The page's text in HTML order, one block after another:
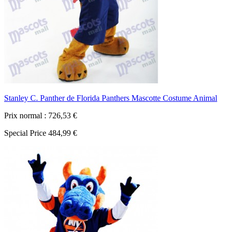
Stanley C. Panther de Florida Panthers Mascotte Costume Animal
Prix normal : 726,53 €
Special Price 484,99 €